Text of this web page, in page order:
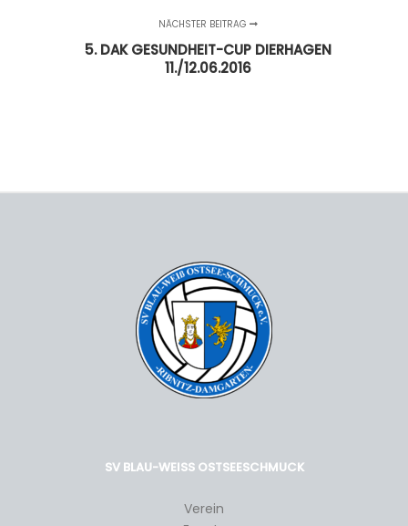
NÄCHSTER BEITRAG
5. DAK GESUNDHEIT-CUP DIERHAGEN
11./12.06.2016
SV BLAU-WEISS OSTSEESCHMUCK
Verein